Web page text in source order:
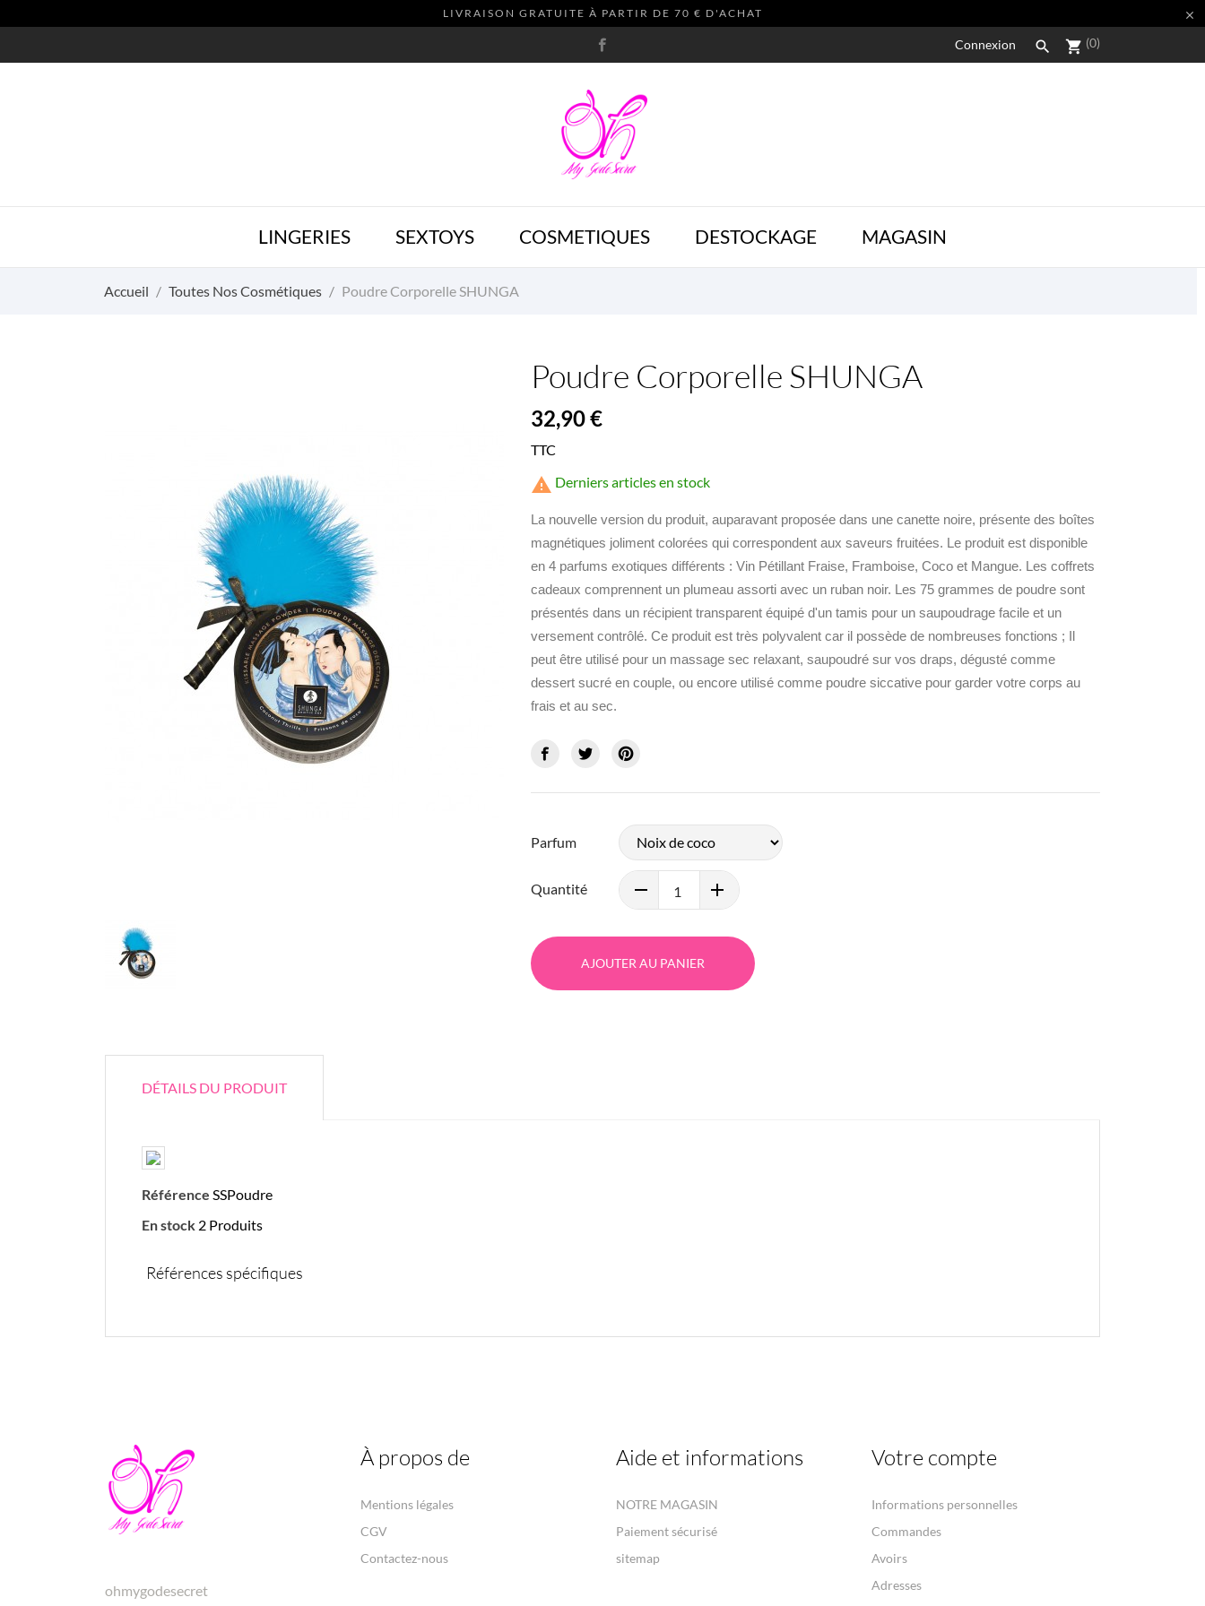
LIVRAISON GRATUITE À PARTIR DE 70 € D'ACHAT 
Connexion  shopping_cart (0)
LINGERIES SEXTOYS COSMETIQUES DESTOCKAGE MAGASIN
Accueil Toutes Nos Cosmétiques Poudre Corporelle SHUNGA
Poudre Corporelle SHUNGA
32,90 €
TTC
 Derniers articles en stock
La nouvelle version du produit, auparavant proposée dans une canette noire, présente des boîtes
magnétiques joliment colorées qui correspondent aux saveurs fruitées. Le produit est disponible
en 4 parfums exotiques différents : Vin Pétillant Fraise, Framboise, Coco et Mangue. Les coffrets
cadeaux comprennent un plumeau assorti avec un ruban noir. Les 75 grammes de poudre sont
présentés dans un récipient transparent équipé d'un tamis pour un saupoudrage facile et un
versement contrôlé. Ce produit est très polyvalent car il possède de nombreuses fonctions ; Il
peut être utilisé pour un massage sec relaxant, saupoudré sur vos draps, dégusté comme
dessert sucré en couple, ou encore utilisé comme poudre siccative pour garder votre corps au
frais et au sec.
Parfum
Quantité
AJOUTER AU PANIER
DÉTAILS DU PRODUIT
Référence SSPoudre
En stock 2 Produits
Références spécifiques
ohmygodesecret
À propos de
Mentions légales
CGV
Contactez-nous
Aide et informations
NOTRE MAGASIN
Paiement sécurisé
sitemap
Votre compte
Informations personnelles
Commandes
Avoirs
Adresses